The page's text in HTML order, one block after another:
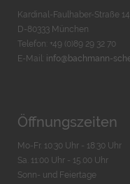
Kardinal-Faulhaber-Straße
D-80333 München
Telefon: +49 (0)89 29 32 70
E-Mail: info@bachmann-
Öffnungszeiten
Mo-Fr. 10:30 Uhr - 18:30 Uhr
Sa. 11:00 Uhr - 15.00 Uhr
Sonn- und Feiertage